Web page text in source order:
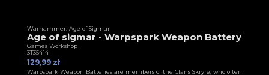
Warhammer: Age of Sigmar
Age of sigmar - Warpspark Weapon Battery
Games Workshop
3T35414
129,99 zł
Warpspark Weapon Batteries are members of the Clans Skryre, who often